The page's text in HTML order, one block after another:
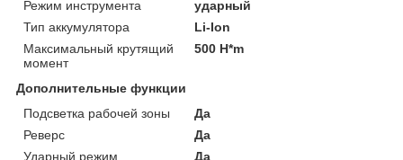
Режим инструмента
ударный
Тип аккумулятора
Li-Ion
Максимальный крутящий
момент
500 H*m
Дополнительные функции
Подсветка рабочей зоны
Да
Реверс
Да
Ударный режим
Да